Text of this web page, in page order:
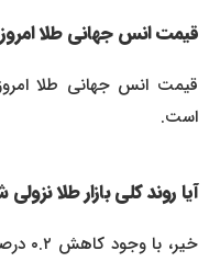
قیمت انس جهانی طلا امروز
است.
آیا روند کلی بازار طلا نزولی